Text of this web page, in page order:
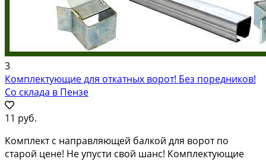
3
Комплектующие для откатных ворот! Без поредников!
Со склада в Пензе
11 руб.
Комплект с направляющей балкой для ворот по
старой цене! Не упусти свой шанс! Комплектующие